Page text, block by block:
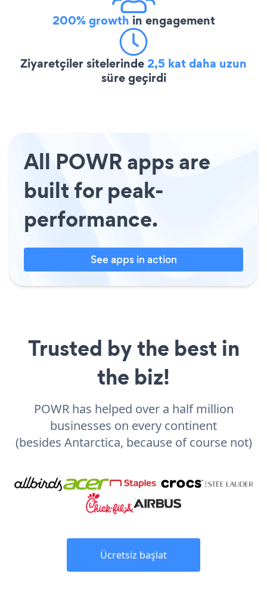
200% growth in engagement
Ziyaretçiler sitelerinde2,5 kat daha uzun
süre geçirdi
All POWR apps are
built for peak-
performance.
See apps in action
Trusted by the best in
the biz!
POWR has helped over a half million
businesses on every continent
(besides Antarctica, because of course not)
Ücretsiz başlat